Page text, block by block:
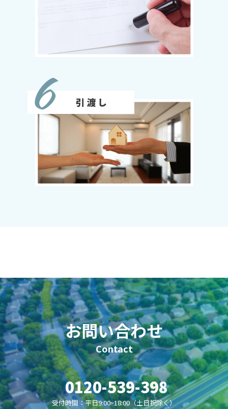
お問い合わせ
0120-539-398
受付時間：平日9:00~18:00（土日祝除く）